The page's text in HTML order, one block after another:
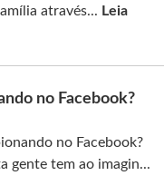
através... Leia
no Facebook?
no Facebook?
gente tem ao imagin...